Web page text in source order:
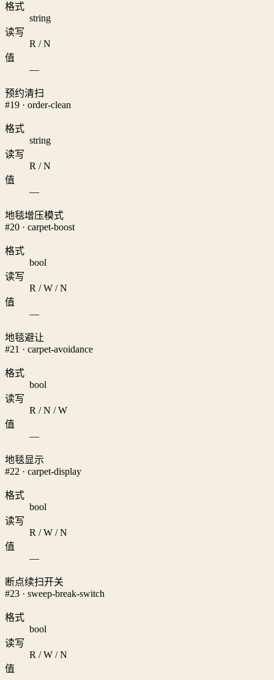
格式
string
读写
R / N
值
—
预约清扫
#19 · order-clean
格式
string
读写
R / N
值
—
地毯增压模式
#20 · carpet-boost
格式
bool
读写
R / W / N
值
—
地毯避让
#21 · carpet-avoidance
格式
bool
读写
R / N / W
值
—
地毯显示
#22 · carpet-display
格式
bool
读写
R / W / N
值
—
断点续扫开关
#23 · sweep-break-switch
格式
bool
读写
R / W / N
值